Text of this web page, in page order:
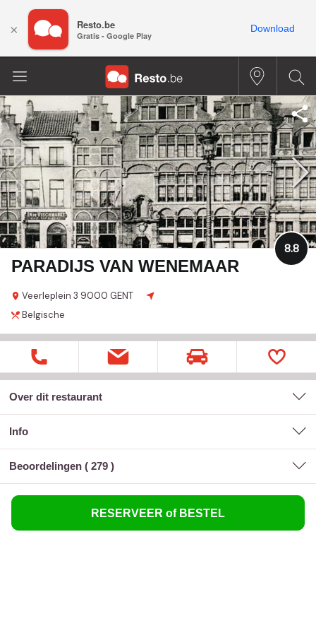
PARADIJS VAN WENEMAAR
Veerleplein 3 9000 GENT
8.8
Belgische
Over dit restaurant
Info
Beoordelingen ( 279 )
RESERVEER of BESTEL
× Resto.be
Gratis - Google Play
Download